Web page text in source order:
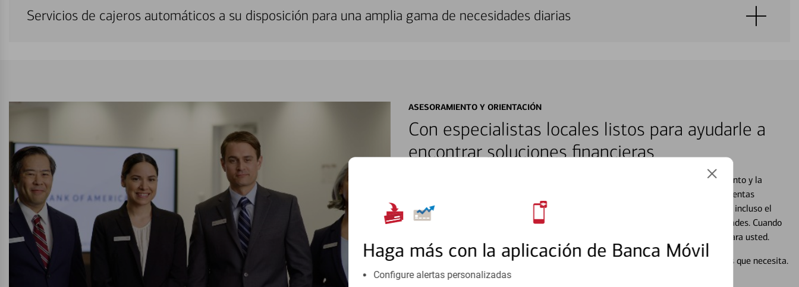
Haga más con la aplicación de Banca Móvil
Configure alertas personalizadas
Servicios de cajeros automáticos a su disposición para una amplia gama de necesidades diarias
ASESORAMIENTO Y ORIENTACIÓN
Con especialistas locales listos para ayudarle a
encontrar soluciones financieras
Reúnase con especialistas dedicados que se centran en proporcionar el asesoramiento y la
orientación que necesita, en cualquier situación en su vida financiera. Desde sus cuentas
personales, hasta el ahorro para grandes compras, la planificación para su futuro, e incluso el
inicio o crecimiento de su negocio, su futuro se mueve de acuerdo con sus necesidades. Cuando
esté listo, un especialista trabajará con usted en un momento que sea adecuado para usted.
Vea si nuestro centro de ayuda en línea puede ayudar a proporcionar las respuestas que necesita.
Visite nuestro centro de ayuda en línea